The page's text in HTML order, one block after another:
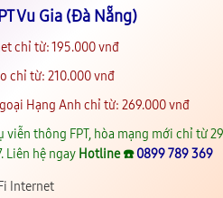
Vu Gia (Đà Nẵng)
chỉ từ: 195.000 vnđ
chỉ từ: 210.000 vnđ
Hạng Anh chỉ từ: 269.000 vnđ
viễn thông FPT, hòa mạng mới chỉ từ
Liên hệ ngay Hotline ☎️0899 789 369
Internet